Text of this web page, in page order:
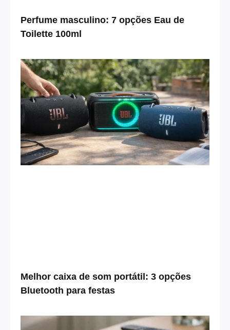
Perfume masculino: 7 opções Eau de
Toilette 100ml
Melhor caixa de som portátil: 3 opções
Bluetooth para festas